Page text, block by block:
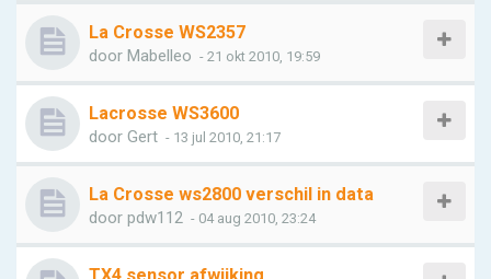
La Crosse WS2357
door Mabelleo - 21 okt 2010, 19:59
Lacrosse WS3600
door Gert - 13 jul 2010, 21:17
La Crosse ws2800 verschil in data
door pdw112 - 04 aug 2010, 23:24